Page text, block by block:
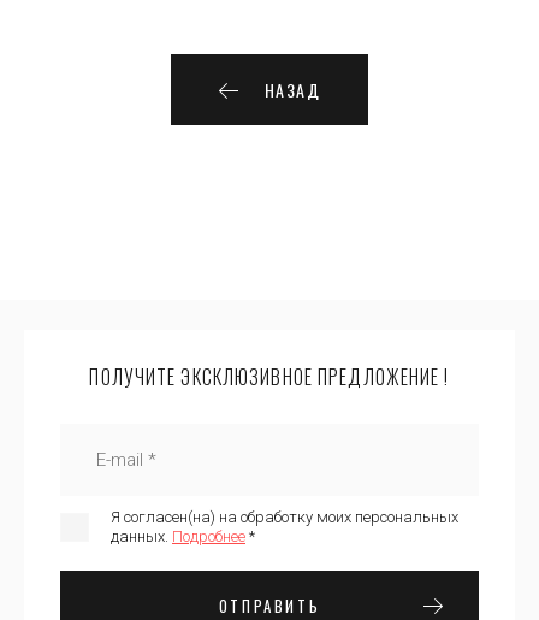
НАЗАД
ПОЛУЧИТЕ ЭКСКЛЮЗИВНОЕ ПРЕДЛОЖЕНИЕ !
Я согласен(на) на обработку моих персональных
данных. Подробнее *
ОТПРАВИТЬ